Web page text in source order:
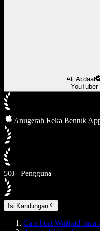
Ali Abdaal
YouTuber
Anugerah Reka Bentuk
50J+ Pengguna
Isi Kandungan
Cara buat Wattpad